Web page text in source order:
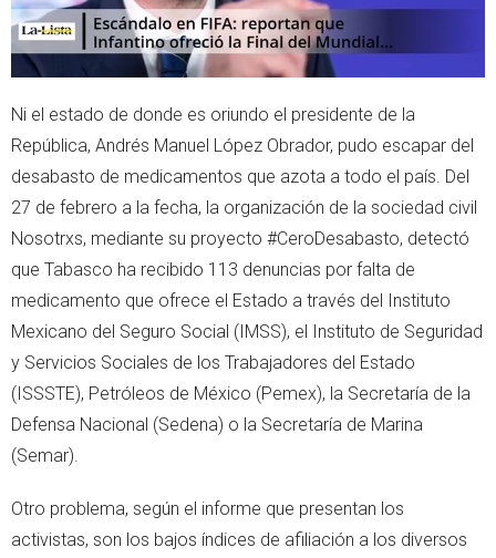
Ni el estado de donde es oriundo el presidente de la
República, Andrés Manuel López Obrador, pudo escapar del
desabasto de medicamentos que azota a todo el país. Del
27 de febrero a la fecha, la organización de la sociedad civil
Nosotrxs, mediante su proyecto #CeroDesabasto, detectó
que Tabasco ha recibido 113 denuncias por falta de
medicamento que ofrece el Estado a través del Instituto
Mexicano del Seguro Social (IMSS), el Instituto de Seguridad
y Servicios Sociales de los Trabajadores del Estado
(ISSSTE), Petróleos de México (Pemex), la Secretaría de la
Defensa Nacional (Sedena) o la Secretaría de Marina
(Semar).
Otro problema, según el informe que presentan los
activistas, son los bajos índices de afiliación a los diversos